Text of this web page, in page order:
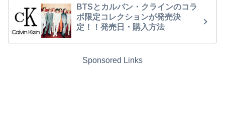
BTSとカルバン・クラインのコラ
ボ限定コレクションが発売決
定！！発売日・購入方法
Sponsored Links